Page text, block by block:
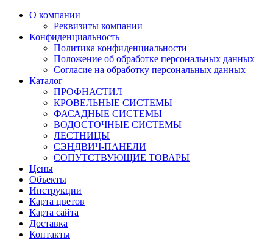
О компании
Реквизиты компании
Конфиденциальность
Политика конфиденциальности
Положение об обработке персональных данных
Согласие на обработку персональных данных
Каталог
ПРОФНАСТИЛ
КРОВЕЛЬНЫЕ СИСТЕМЫ
ФАСАДНЫЕ СИСТЕМЫ
ВОДОСТОЧНЫЕ СИСТЕМЫ
ЛЕСТНИЦЫ
СЭНДВИЧ-ПАНЕЛИ
СОПУТСТВУЮЩИЕ ТОВАРЫ
Цены
Объекты
Инструкции
Карта цветов
Карта сайта
Доставка
Контакты